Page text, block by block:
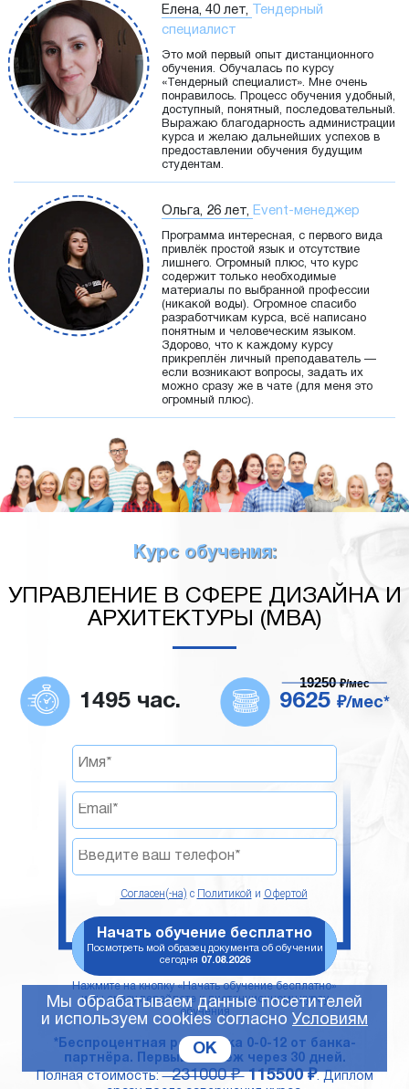
Елена, 40 лет,
Тендерный
специалист
Это мой первый опыт дистанционного
обучения. Обучалась по курсу
«Тендерный специалист». Мне очень
понравилось. Процесс обучения удобный,
доступный, понятный, последовательный.
Выражаю благодарность администрации
курса и желаю дальнейших успехов в
предоставлении обучения будущим
студентам.
Ольга, 26 лет, Event-менеджер
Программа интересная, с первого вида
привлёк простой язык и отсутствие
лишнего. Огромный плюс, что курс
содержит только необходимые
материалы по выбранной профессии
(никакой воды). Огромное спасибо
разработчикам курса, всё написано
понятным и человеческим языком.
Здорово, что к каждому курсу
прикреплён личный преподаватель —
если возникают вопросы, задать их
можно сразу же в чате (для меня это
огромный плюс).
Курс обучения:
УПРАВЛЕНИЕ В СФЕРЕ ДИЗАЙНА И
АРХИТЕКТУРЫ (MBA)
1495 час. 9625 ₽/мес*
19250₽/мес
Согласен(-на) с Политикой и Офертой
Начать обучение бесплатно
Посмотреть мой образец документа об обучении
сегодня 07.08.2026
Нажмите на кнопку «Начать обучение бесплатно»
и вы сразу перейдете к дистанционному курсу
обучения
*Беспроцентная рассрочка 0-0-12 от банка-
партнёра. Первый платёж через 30 дней.
Полная стоимость:231000 ₽ 115500 ₽. Диплом
Мы обрабатываем данные посетителей
и используем cookies согласно Условиям
OK